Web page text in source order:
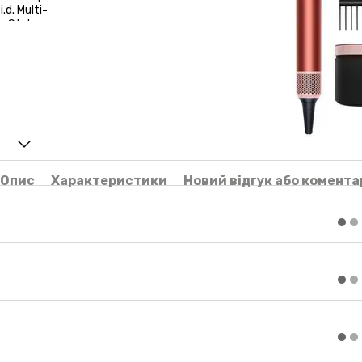
Опис Характеристики Новий відгук або